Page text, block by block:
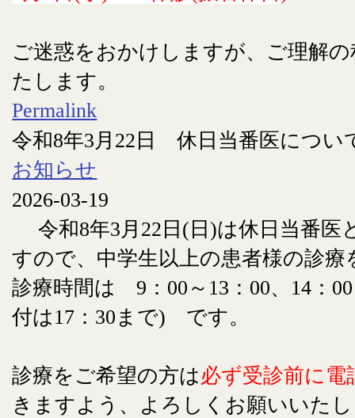
ご迷惑をおかけしますが、ご理解
たします。
Permalink
令和8年3月22日 休日当番医につい
お知らせ
2026-03-19
令和8年3月22日(日)は休日当番医
すので、中学生以上の患者様の診療
診療時間は 9：00～13：00、14：
付は17：30まで) です。
診療をご希望の方は必ず受診前に電
きますよう、よろしくお願いいた